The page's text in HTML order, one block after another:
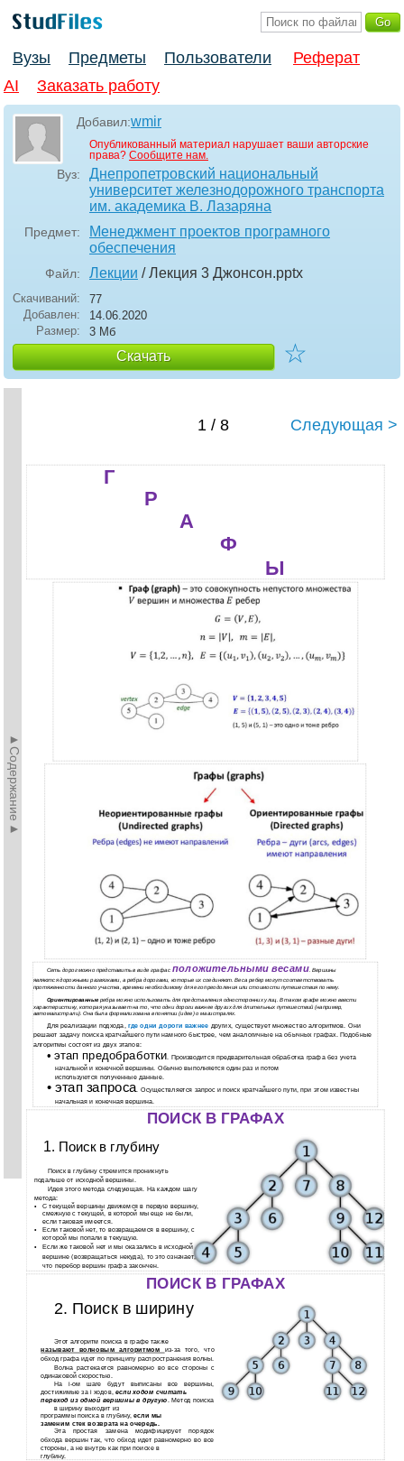
Вузы Предметы Пользователи
Реферат
AI
Заказать работу
Добавил:wmir
Опубликованный материал нарушает ваши авторские
права? Сообщите нам.
Вуз:
Днепропетровский национальный
университет железнодорожного транспорта
им. академика В. Лазаряна
Предмет:
Менеджмент проектов програмного
обеспечения
Файл: Лекции / Лекция 3 Джонсон.pptx
Скачиваний:
77
Добавлен:
14.06.2020
Размер:
3 Мб
Скачать ☆
►Содержание►
1 / 8 Следующая >
Г
Р
А
Ф
Ы
Сеть дорог можно представить в виде графа сположительными весами. Вершины
являются дорожными развязками, а ребра дорогами, которые их соединяют. Веса ребер могут соответствовать
протяженности данного участка, времени необходимому для его преодоления или стоимости путешествия по нему.
Ориентированные ребра можно использовать для представления односторонних улиц. В таком графе можно ввести
характеристику, которая указывает на то, что одни дороги важнее других для длительных путешествий (например,
автомагистрали). Она была формализована в понятии (идее) о магистралях.
Для реализации подхода, где одни дороги важнее других, существует множество алгоритмов. Они
решают задачу поиска кратчайшего пути намного быстрее, чем аналогичные на обычных графах. Подобные
алгоритмы состоят из двух этапов:
• этап предобработки. Производится предварительная обработка графа без учета
начальной и конечной вершины. Обычно выполняется один раз и потом
используются полученные данные.
• этап запроса. Осуществляется запрос и поиск кратчайшего пути, при этом известны
начальная и конечная вершина.
ПОИСК В ГРАФАХ
1. Поиск в глубину
Поиск в глубину стремится проникнуть
подальше от исходной вершины.
Идея этого метода следующая. На каждом шагу
метода:
•
С текущей вершины движемся в первую вершину,
смежную с текущей, в которой мы еще не были,
если таковая имеется.
•
Если таковой нет, то возвращаемся в вершину, с
которой мы попали в текущую.
•
Если же таковой нет и мы оказались в исходной
вершине (возвращаться некуда), то это означает,
что перебор вершин графа закончен.
ПОИСК В ГРАФАХ
2. Поиск в ширину
Этот алгоритм поиска в графе также
называют волновым алгоритмом из-затого, что
обход графа идет по принципу распространения волны.
Волна растекается равномерно во все стороны с
одинаковой скоростью.
На i-ом шаге будут выписаны все вершины,
достижимые за i ходов, если ходом считать
переход из одной вершины в другую . Метод поиска
в ширину выходит из
программы поиска в глубину,если мы
заменим стек возврата на очередь.
Эта простая замена модифицирует порядок
обхода вершин так, что обход идет равномерно во все
стороны, а не внутрь как при поиске в
глубину.